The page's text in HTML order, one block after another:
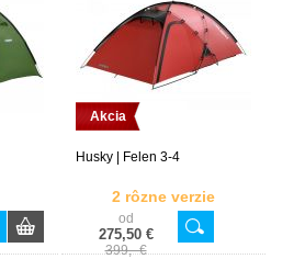
Akcia
Husky | Felen 3-4
2 rôzne verzie
od
275,50 €
399,- €